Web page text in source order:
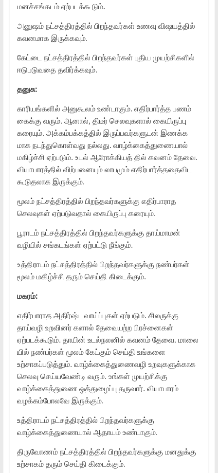
மனச்சங்கடம் ஏற்படக்கூடும்.
அனுஷம் நட்சத்திரத்தில் பிறந்தவர்கள் உணவு விஷயத்தில்
கவனமாக இருக்கவும்.
கேட்டை நட்சத்திரத்தில் பிறந்தவர்கள் புதிய முயற்சிகளில்
ஈடுபடுவதை தவிர்க்கவும்.
தனுசு:
காரியங்களில் அனுகூலம் உண்டாகும். எதிர்பார்த்த பணம்
கைக்கு வரும். ஆனால், திடீர் செலவுகளால் கையிருப்பு
கரையும். அக்கம்பக்கத்தில் இருப்பவர்களுடன் இணக்க
மாக நடந்துகொள்வது நல்லது. வாழ்க்கைத்துணையால்
மகிழ்ச்சி ஏற்படும். உடல் ஆரோக்கியத் தில் கவனம் தேவை.
வியாபாரத்தில் விற்பனையும் லாபமும் எதிர்பார்த்ததைவிட
கூடுதலாக இருக்கும்.
மூலம் நட்சத்திரத்தில் பிறந்தவர்களுக்கு எதிர்பாராத
செலவுகள் ஏற்படுவதால் கையிருப்பு கரையும்.
பூராடம் நட்சத்திரத்தில் பிறந்தவர்களுக்கு தாய்மாமன்
வழியில் சங்கடங்கள் ஏற்பட்டு நீங்கும்.
உத்திராடம் நட்சத்திரத்தில் பிறந்தவர்களுக்கு நண்பர்கள்
மூலம் மகிழ்ச்சி தரும் செய்தி கிடைக்கும்.
மகரம்:
எதிர்பாராத அதிர்ஷ்ட வாய்ப்புகள் ஏற்படும். சிலருக்கு
தாய்வழி உறவினர் களால் தேவையற்ற பிரச்னைகள்
ஏற்படக்கூடும். தாயின் உடல்நலனில் கவனம் தேவை. மாலை
யில் நண்பர்கள் மூலம் கேட்கும் செய்தி உங்களை
உற்சாகப்படுத்தும். வாழ்க்கைத்துணைவழி உறவுகளுக்காக
செலவு செய்யவேண்டி வரும். உங்கள் முயற்சிக்கு
வாழ்க்கைத்துணை ஒத்துழைப்பு தருவார். வியாபாரம்
வழக்கம்போலவே இருக்கும்.
உத்திராடம் நட்சத்திரத்தில் பிறந்தவர்களுக்கு
வாழ்க்கைத்துணையால் ஆதாயம் உண்டாகும்.
திருவோணம் நட்சத்திரத்தில் பிறந்தவர்களுக்கு மனதுக்கு
உற்சாகம் தரும் செய்தி கிடைக்கும்.